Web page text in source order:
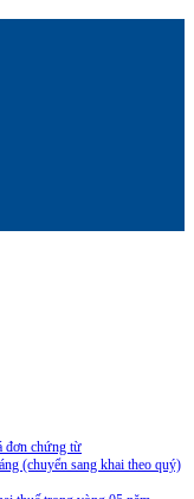
đơn chứng từ
(chuyển sang khai theo quý)